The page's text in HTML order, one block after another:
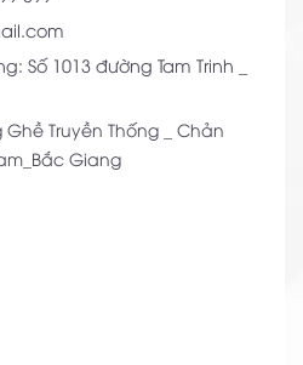
Số 1013 đường Tam Trinh _
Truyền Thống _ Chản
Giang